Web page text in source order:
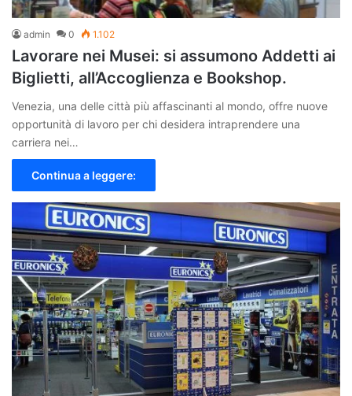
admin 0 1.102
Lavorare nei Musei: si assumono Addetti ai
Biglietti, all’Accoglienza e Bookshop.
Venezia, una delle città più affascinanti al mondo, offre nuove
opportunità di lavoro per chi desidera intraprendere una
carriera nei…
Continua a leggere: